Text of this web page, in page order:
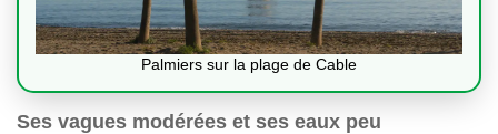
Palmiers sur la plage de Cable
Ses vagues modérées et ses eaux peu